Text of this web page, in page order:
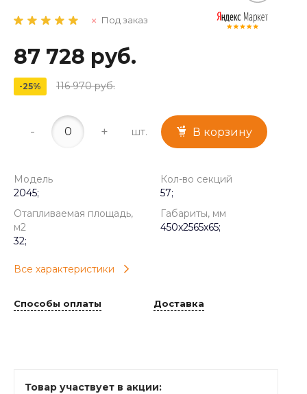
Под заказ
87 728 руб.
-25% 116 970 руб.
- + шт. В корзину
Модель
2045;
Кол-во секций
57;
Отапливаемая площадь,
м2
32;
Габариты, мм
450x2565x65;
Все характеристики
Способы оплаты Доставка
Товар участвует в акции: